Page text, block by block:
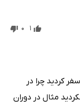
1
0
کردید چرا در
مثال در دوران